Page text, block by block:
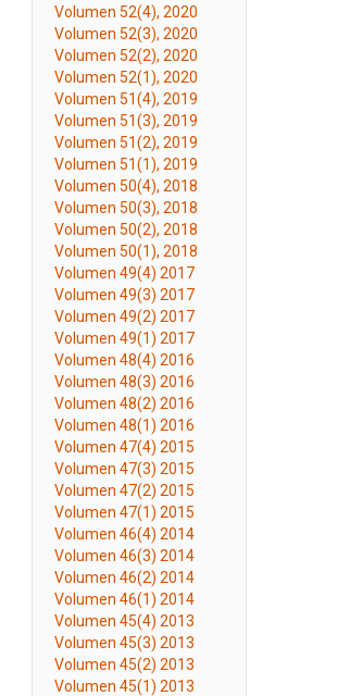
Volumen 52(4), 2020
Volumen 52(3), 2020
Volumen 52(2), 2020
Volumen 52(1), 2020
Volumen 51(4), 2019
Volumen 51(3), 2019
Volumen 51(2), 2019
Volumen 51(1), 2019
Volumen 50(4), 2018
Volumen 50(3), 2018
Volumen 50(2), 2018
Volumen 50(1), 2018
Volumen 49(4) 2017
Volumen 49(3) 2017
Volumen 49(2) 2017
Volumen 49(1) 2017
Volumen 48(4) 2016
Volumen 48(3) 2016
Volumen 48(2) 2016
Volumen 48(1) 2016
Volumen 47(4) 2015
Volumen 47(3) 2015
Volumen 47(2) 2015
Volumen 47(1) 2015
Volumen 46(4) 2014
Volumen 46(3) 2014
Volumen 46(2) 2014
Volumen 46(1) 2014
Volumen 45(4) 2013
Volumen 45(3) 2013
Volumen 45(2) 2013
Volumen 45(1) 2013